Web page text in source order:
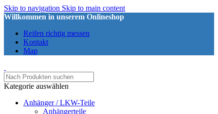
Skip to navigation Skip to main content
Willkommen in unserem Onlineshop
Reifen richtig messen
Kontakt
Map
Kategorie auswählen
Anhänger / LKW-Teile
Anhängerteile